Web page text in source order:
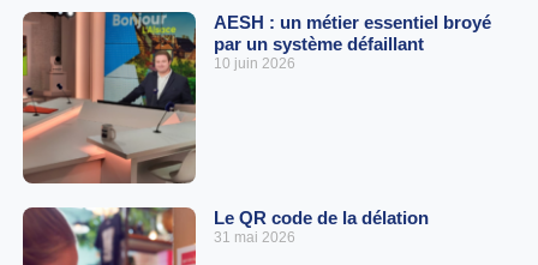
AESH : un métier essentiel broyé
par un système défaillant
10 juin 2026
Le QR code de la délation
31 mai 2026